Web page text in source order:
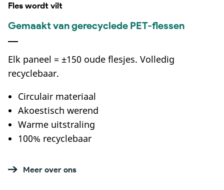
Fles wordt vilt
Gemaakt van gerecyclede PET-flessen
Elk paneel = ±150 oude flesjes. Volledig
recyclebaar.
Circulair materiaal
Akoestisch werend
Warme uitstraling
100% recyclebaar
Meer over ons